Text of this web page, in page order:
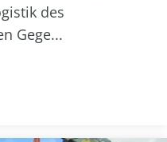
des
Gege...